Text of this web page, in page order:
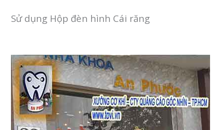
Sử dụng Hộp đèn hình Cái răng